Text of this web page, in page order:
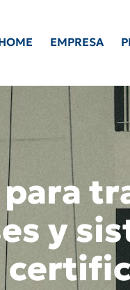
EMPRESA
para
y